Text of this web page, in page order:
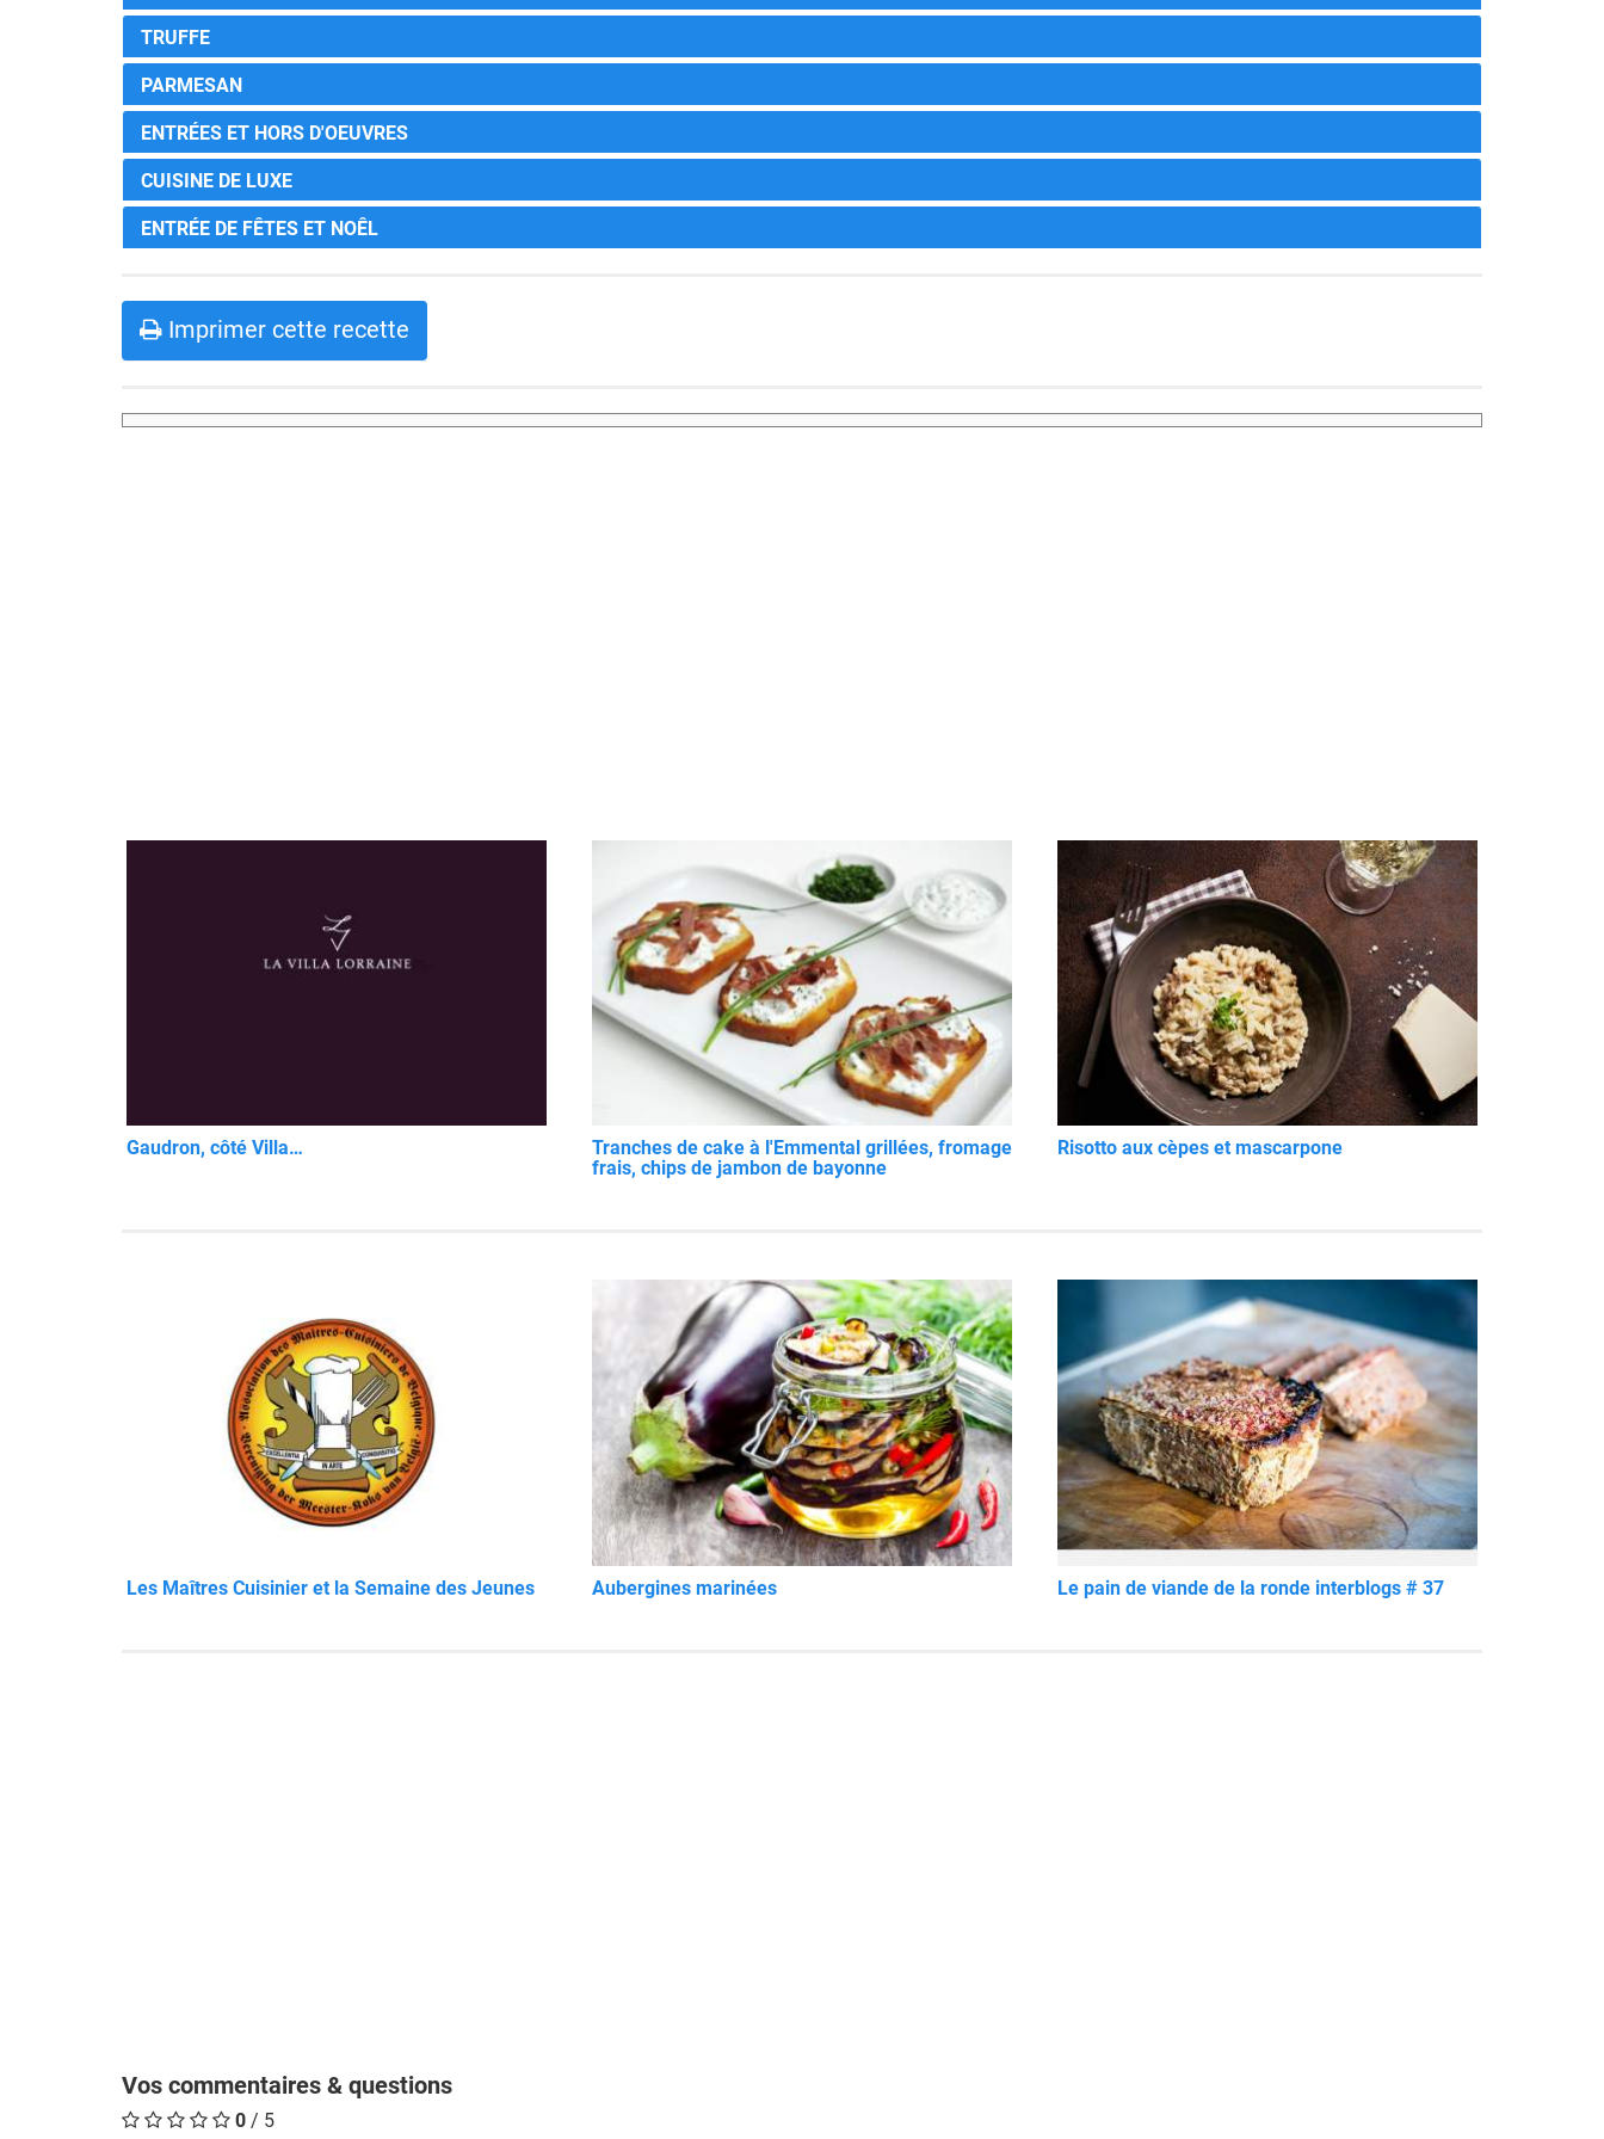
TRUFFE
PARMESAN
ENTRÉES ET HORS D'OEUVRES
CUISINE DE LUXE
ENTRÉE DE FÊTES ET NOÊL
Imprimer cette recette
Gaudron, côté Villa…
Tranches de cake à l'Emmental grillées, fromage
frais, chips de jambon de bayonne
Risotto aux cèpes et mascarpone
Les Maîtres Cuisinier et la Semaine des Jeunes Aubergines marinées Le pain de viande de la ronde interblogs # 37
Vos commentaires & questions
0 / 5